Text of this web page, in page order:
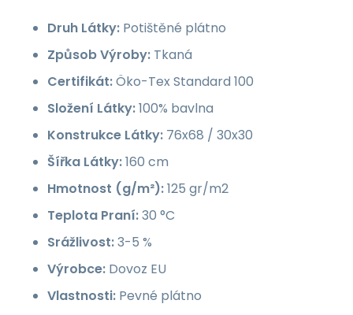
Druh Látky: Potištěné plátno
Způsob Výroby: Tkaná
Certifikát:Öko-Tex Standard 100
Složení Látky:100% bavlna
Konstrukce Látky: 76x68 / 30x30
Šířka Látky:160 cm
Hmotnost (g/m²):125 gr/m2
Teplota Praní:30 °C
Srážlivost:3-5 %
Výrobce: Dovoz EU
Vlastnosti: Pevné plátno